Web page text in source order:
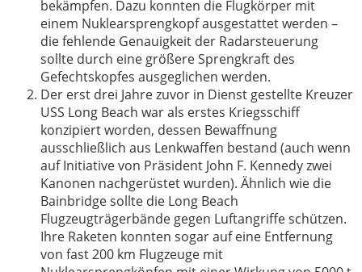
bekämpfen. Dazu konnten die Flugkörper mit
einem Nuklearsprengkopf ausgestattet werden –
die fehlende Genauigkeit der Radarsteuerung
sollte durch eine größere Sprengkraft des
Gefechtskopfes ausgeglichen werden.
Der erst drei Jahre zuvor in Dienst gestellte Kreuzer
USS Long Beach war als erstes Kriegsschiff
konzipiert worden, dessen Bewaffnung
ausschließlich aus Lenkwaffen bestand (auch wenn
auf Initiative von Präsident John F. Kennedy zwei
Kanonen nachgerüstet wurden). Ähnlich wie die
Bainbridge sollte die Long Beach
Flugzeugträgerbände gegen Luftangriffe schützen.
Ihre Raketen konnten sogar auf eine Entfernung
von fast 200 km Flugzeuge mit